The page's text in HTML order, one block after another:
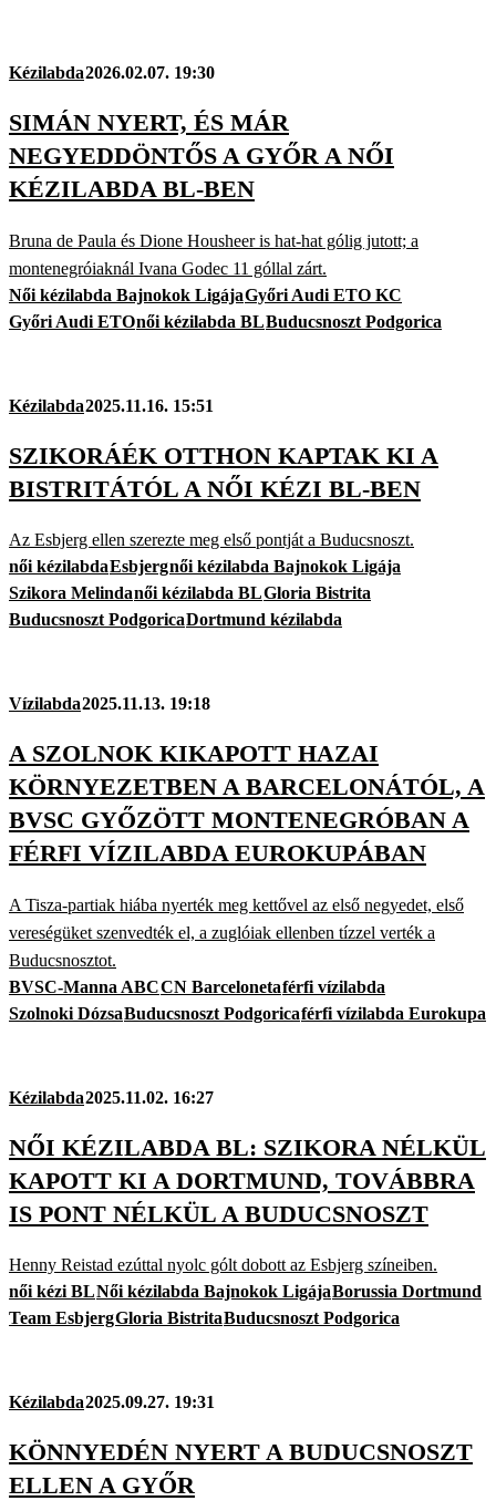
Kézilabda2026.02.07. 19:30
SIMÁN NYERT, ÉS MÁR
NEGYEDDÖNTŐS A GYŐR A NŐI
KÉZILABDA BL-BEN
Bruna de Paula és Dione Housheer is hat-hat gólig jutott; a
montenegróiaknál Ivana Godec 11 góllal zárt.
Női kézilabda Bajnokok LigájaGyőri Audi ETO KC
Győri Audi ETOnői kézilabda BLBuducsnoszt Podgorica
Kézilabda2025.11.16. 15:51
SZIKORÁÉK OTTHON KAPTAK KI A
BISTRITÁTÓL A NŐI KÉZI BL-BEN
Az Esbjerg ellen szerezte meg első pontját a Buducsnoszt.
női kézilabdaEsbjergnői kézilabda Bajnokok Ligája
Szikora Melindanői kézilabda BLGloria Bistrita
Buducsnoszt PodgoricaDortmund kézilabda
Vízilabda2025.11.13. 19:18
A SZOLNOK KIKAPOTT HAZAI
KÖRNYEZETBEN A BARCELONÁTÓL, A
BVSC GYŐZÖTT MONTENEGRÓBAN A
FÉRFI VÍZILABDA EUROKUPÁBAN
A Tisza-partiak hiába nyerték meg kettővel az első negyedet, első
vereségüket szenvedték el, a zuglóiak ellenben tízzel verték a
Buducsnosztot.
BVSC-Manna ABCCN Barcelonetaférfi vízilabda
Szolnoki DózsaBuducsnoszt Podgoricaférfi vízilabda Eurokupa
Kézilabda2025.11.02. 16:27
NŐI KÉZILABDA BL: SZIKORA NÉLKÜL
KAPOTT KI A DORTMUND, TOVÁBBRA
IS PONT NÉLKÜL A BUDUCSNOSZT
Henny Reistad ezúttal nyolc gólt dobott az Esbjerg színeiben.
női kézi BLNői kézilabda Bajnokok LigájaBorussia Dortmund
Team EsbjergGloria BistritaBuducsnoszt Podgorica
Kézilabda2025.09.27. 19:31
KÖNNYEDÉN NYERT A BUDUCSNOSZT
ELLEN A GYŐR